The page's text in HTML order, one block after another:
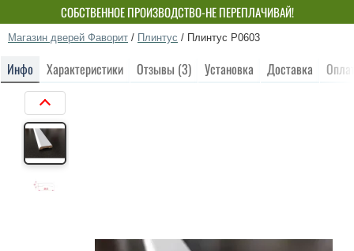
СОБСТВЕННОЕ ПРОИЗВОДСТВО-НЕ ПЕРЕПЛАЧИВАЙ!
Магазин дверей Фаворит / Плинтус / Плинтус Р0603
Инфо Характеристики Отзывы (3) Установка Доставка